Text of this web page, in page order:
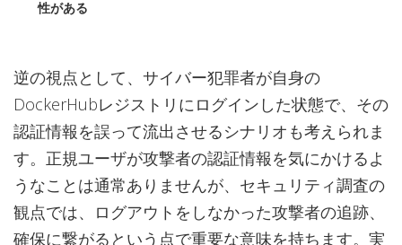
性がある
逆の視点として、サイバー犯罪者が自身の
DockerHubレジストリにログインした状態で、その
認証情報を誤って流出させるシナリオも考えられま
す。正規ユーザが攻撃者の認証情報を気にかけるよ
うなことは通常ありませんが、セキュリティ調査の
観点では、ログアウトをしなかった攻撃者の追跡、
確保に繋がるという点で重要な意味を持ちます。実